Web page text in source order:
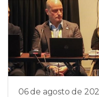
06 de agosto de